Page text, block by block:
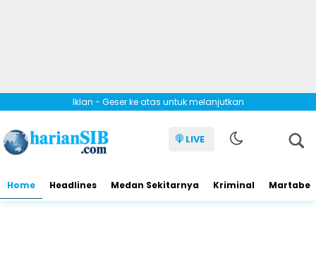
Iklan - Geser ke atas untuk melanjutkan
LIVE
Home Headlines Medan Sekitarnya Kriminal Martabe